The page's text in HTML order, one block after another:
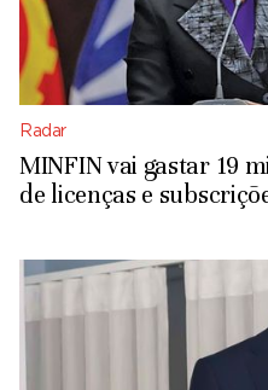
Radar
MINFIN vai gastar 19
de licenças e